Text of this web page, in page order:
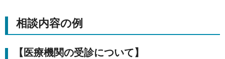
相談内容の例
【医療機関の受診について】